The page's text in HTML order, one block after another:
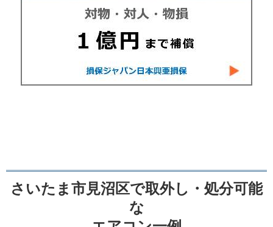
さいたま市見沼区で取外し・処分可能
な